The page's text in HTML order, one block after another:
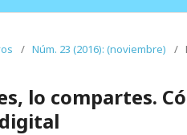
/ Núm. 23 (2016): (noviembre) /
lo compartes.